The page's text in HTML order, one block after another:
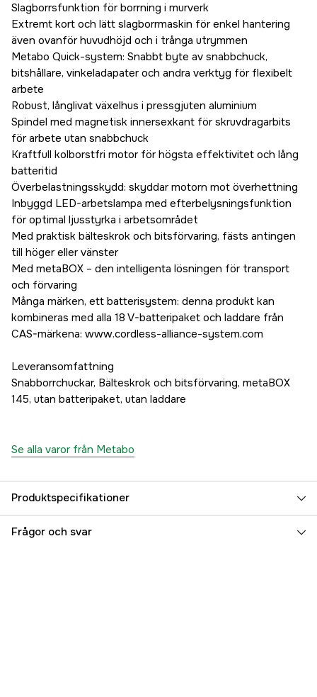
Slagborrsfunktion för borrning i murverk
Extremt kort och lätt slagborrmaskin för enkel hantering
även ovanför huvudhöjd och i trånga utrymmen
Metabo Quick-system: Snabbt byte av snabbchuck,
bitshållare, vinkeladapater och andra verktyg för flexibelt
arbete
Robust, långlivat växelhus i pressgjuten aluminium
Spindel med magnetisk innersexkant för skruvdragarbits
för arbete utan snabbchuck
Kraftfull kolborstfri motor för högsta effektivitet och lång
batteritid
Överbelastningsskydd: skyddar motorn mot överhettning
Inbyggd LED-arbetslampa med efterbelysningsfunktion
för optimal ljusstyrka i arbetsområdet
Med praktisk bälteskrok och bitsförvaring, fästs antingen
till höger eller vänster
Med metaBOX – den intelligenta lösningen för transport
och förvaring
Många märken, ett batterisystem: denna produkt kan
kombineras med alla 18 V-batteripaket och laddare från
CAS-märkena: www.cordless-alliance-system.com
Leveransomfattning
Snabborrchuckar, Bälteskrok och bitsförvaring, metaBOX
145, utan batteripaket, utan laddare
Se alla varor från Metabo
Produktspecifikationer
Drifttyp Batteridriven
Frågor och svar